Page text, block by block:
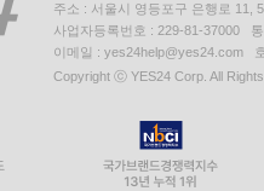
주소 : 서울시 영등포구 은행로 11,
사업자등록번호 : 229-81-37000
이메일 : yes24help@yes24.com
Copyright ⓒ YES24 Corp. All